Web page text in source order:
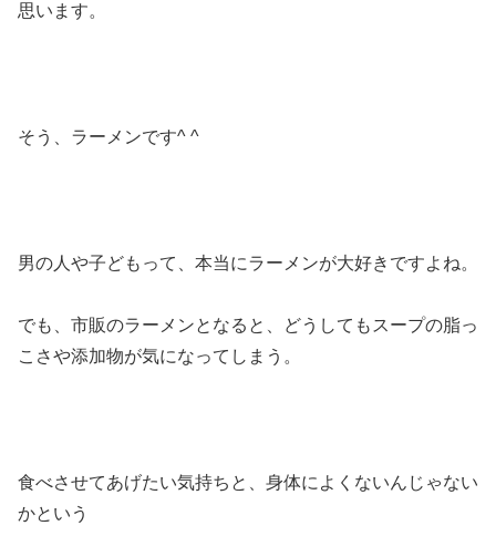
思います。
そう、ラーメンです^ ^
男の人や子どもって、本当にラーメンが大好きですよね。
でも、市販のラーメンとなると、どうしてもスープの脂っ
こさや添加物が気になってしまう。
食べさせてあげたい気持ちと、身体によくないんじゃない
かという